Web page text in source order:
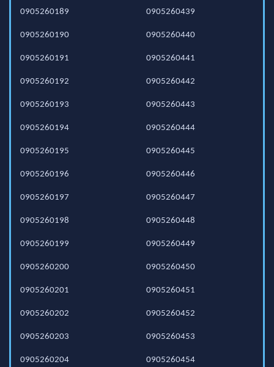
0905260189
0905260190
0905260191
0905260192
0905260193
0905260194
0905260195
0905260196
0905260197
0905260198
0905260199
0905260200
0905260201
0905260202
0905260203
0905260204
0905260439
0905260440
0905260441
0905260442
0905260443
0905260444
0905260445
0905260446
0905260447
0905260448
0905260449
0905260450
0905260451
0905260452
0905260453
0905260454